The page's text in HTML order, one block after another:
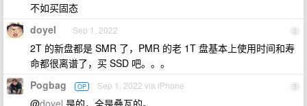
不如买固态
2
doyel Sep 1, 2022
2T 的新盘都是 SMR 了，PMR 的老 1T 盘基本上使用时间和寿
命都很离谱了，买 SSD 吧。。。
3
Pogbag OP Sep 1, 2022 via iPhone
@doyel 是的，全是叠瓦的。